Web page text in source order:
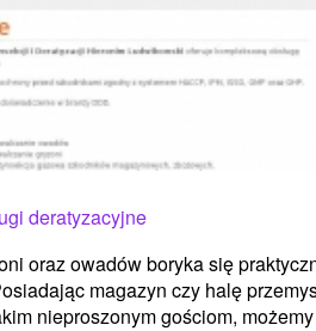
deratyzacyjne
oraz owadów boryka się
magazyn czy halę
nieproszonym gościom,